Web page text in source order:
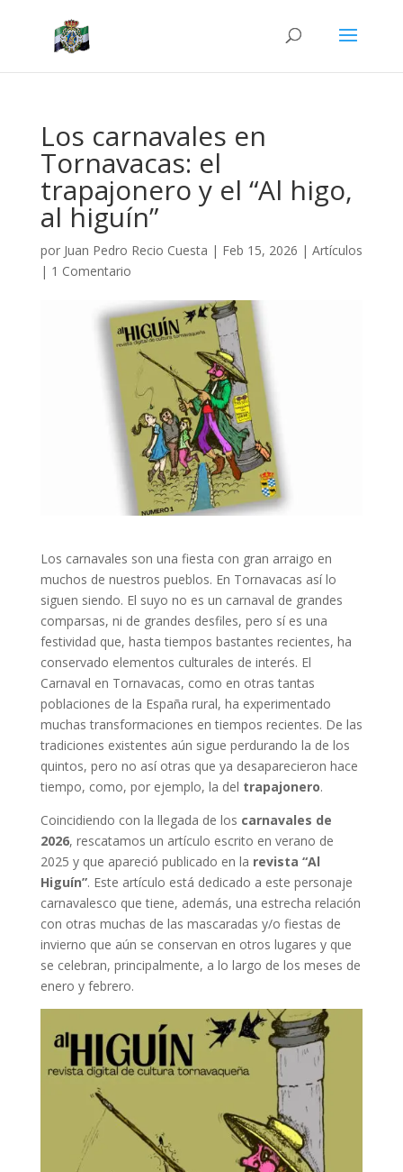
Los carnavales en
Tornavacas: el
trapajonero y el “Al higo,
al higuín”
por Juan Pedro Recio Cuesta | Feb 15, 2026 | Artículos
| 1 Comentario
Los carnavales son una fiesta con gran arraigo en
muchos de nuestros pueblos. En Tornavacas así lo
siguen siendo. El suyo no es un carnaval de grandes
comparsas, ni de grandes desfiles, pero sí es una
festividad que, hasta tiempos bastantes recientes, ha
conservado elementos culturales de interés. El
Carnaval en Tornavacas, como en otras tantas
poblaciones de la España rural, ha experimentado
muchas transformaciones en tiempos recientes. De las
tradiciones existentes aún sigue perdurando la de los
quintos, pero no así otras que ya desaparecieron hace
tiempo, como, por ejemplo, la del trapajonero.
Coincidiendo con la llegada de los carnavales de
2026, rescatamos un artículo escrito en verano de
2025 y que apareció publicado en la revista “Al
Higuín”. Este artículo está dedicado a este personaje
carnavalesco que tiene, además, una estrecha relación
con otras muchas de las mascaradas y/o fiestas de
invierno que aún se conservan en otros lugares y que
se celebran, principalmente, a lo largo de los meses de
enero y febrero.